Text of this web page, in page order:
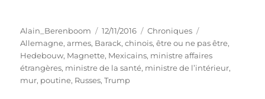
Auteur
Alain_Berenboom
Publié
le
12/11/2016 Catégories
Chroniques
Allemagne,armes, Barack,chinois,être ou ne pas être,
Hedebouw, Magnette, Mexicains, ministre affaires
étrangères, ministre de la santé, ministre de l’intérieur,
mur, poutine, Russes,Trump